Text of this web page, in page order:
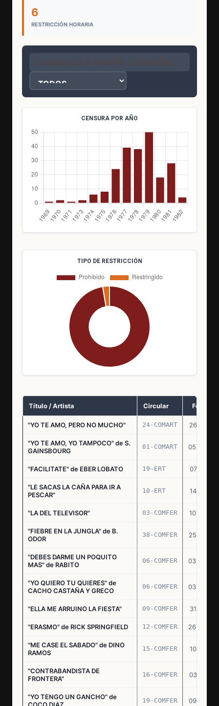
6
RESTRICCIÓN HORARIA
CENSURA POR AÑO
TIPO DE RESTRICCIÓN
Título / Artista Circular Fecha
"YO TE AMO, PERO NO MUCHO" 24-COMART 26.11.69
"YO TE AMO, YO TAMPOCO" de S.
GAINSBOURG
01-COMART 05.02.70
"FACILITATE" de EBER LOBATO 19-ERT 07.10.70
"LE SACAS LA CAÑA PARA IR A
PESCAR"
10-ERT 14.07.71
"LA DEL TELEVISOR" 03-COMFER 10.01.73
"FIEBRE EN LA JUNGLA" de B.
ODOR
38-COMFER 25.10.73
"DEBES DARME UN POQUITO
MAS" de RABITO
06-COMFER 03.05.74
"YO QUIERO TU QUIERES" de
CACHO CASTAÑA Y GRECO
06-COMFER 03.05.74
"ELLA ME ARRUINO LA FIESTA" 09-COMFER 31.07.74
"ERASMO" de RICK SPRINGFIELD 12-COMFER 26.09.74
"ME CASE EL SABADO" de DINO
RAMOS
15-COMFER 10.10.74
"CONTRABANDISTA DE
FRONTERA"
16-COMFER 03.12.74
"YO TENGO UN GANCHO" de
19-COMFER 09.01.75